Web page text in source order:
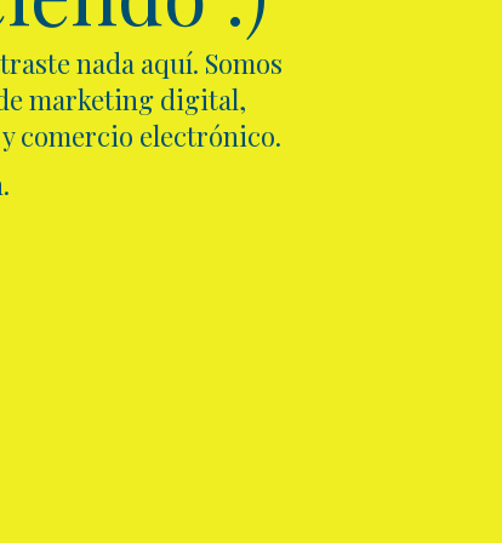
nada aquí. Somos
marketing digital,
comercio electrónico.